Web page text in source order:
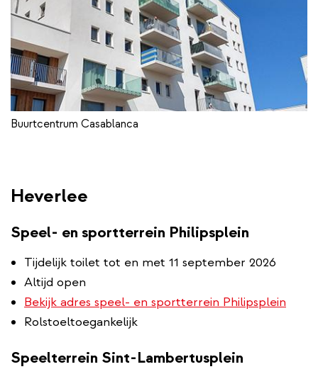
Buurtcentrum Casablanca
Heverlee
Speel- en sportterrein Philipsplein
Tijdelijk toilet tot en met 11 september 2026
Altijd open
Bekijk adres speel- en sportterrein Philipsplein
Rolstoeltoegankelijk
Speelterrein Sint-Lambertusplein